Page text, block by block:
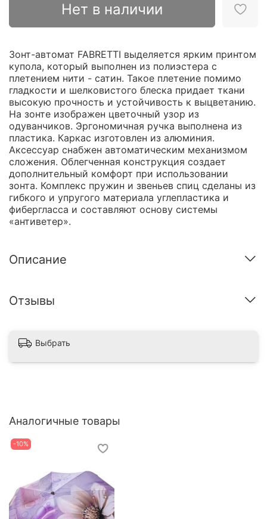
Нет в наличии
Зонт-автомат FABRETTI выделяется ярким принтом
купола, который выполнен из полиэстера с
плетением нити - сатин. Такое плетение помимо
гладкости и шелковистого блеска придает ткани
высокую прочность и устойчивость к выцветанию.
На зонте изображен цветочный узор из
одуванчиков. Эргономичная ручка выполнена из
пластика. Каркас изготовлен из алюминия.
Аксессуар снабжен автоматическим механизмом
сложения. Облегченная конструкция создает
дополнительный комфорт при использовании
зонта. Комплекс пружин и звеньев спиц сделаны из
гибкого и упругого материала углепластика и
фибергласса и составляют основу системы
«антиветер».
Описание
Отзывы
Выбрать
Аналогичные товары
-10%